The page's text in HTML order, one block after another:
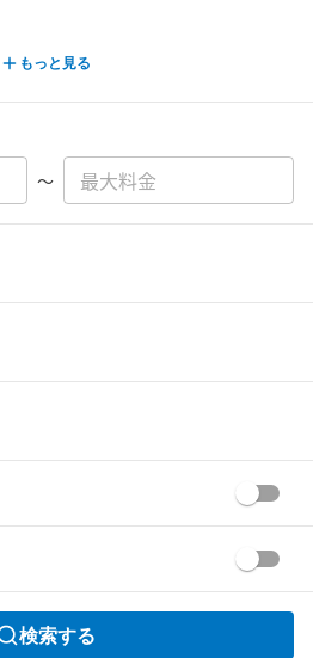
もっと見る
〜
検索する